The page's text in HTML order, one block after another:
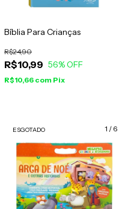
Bíblia Para Crianças
R$10,99
R$24,90
56% OFF
R$10,66 com Pix
1 / 6
ESGOTADO